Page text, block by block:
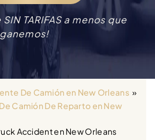
TARIFAS a menos que
ganemos!
De Camión en New Orleans »
Camión De Reparto en New
Accident en New Orleans